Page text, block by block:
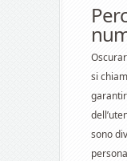
si
sono